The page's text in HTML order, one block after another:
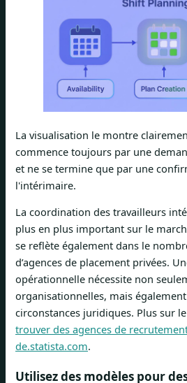
La visualisation le montre
commence toujours par une
et ne se termine que par une
l'intérimaire.
La coordination des travailleurs
plus en plus important sur le
se reflète également dans le
d’agences de placement privées.
opérationnelle nécessite non
organisationnelles, mais
circonstances juridiques. Plus sur
trouver des agences de
de.statista.com.
Utilisez des modèles pour